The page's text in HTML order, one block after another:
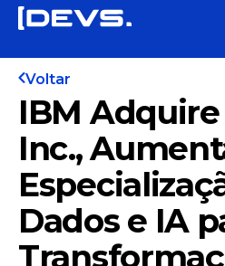
Voltar
IBM
Inc.,
Dados e IA